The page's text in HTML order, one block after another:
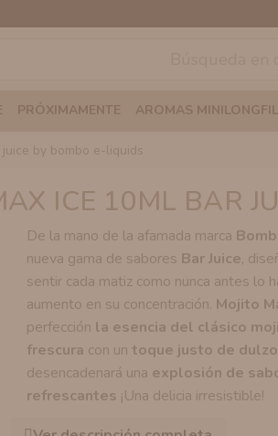
PRÓXIMAMENTE AROMAS
by bombo e-liquids
ICE 10ML BAR
De la mano de la afamada marca
nueva gama de sabores Bar Juice,
sentir cada matiz como nunca antes lo
aumento en su concentración. Mojito
perfección la esencia del clásico
frescura con un toque justo de
desencadenará una explosión de
refrescantes ¡Una delicia irresistible!